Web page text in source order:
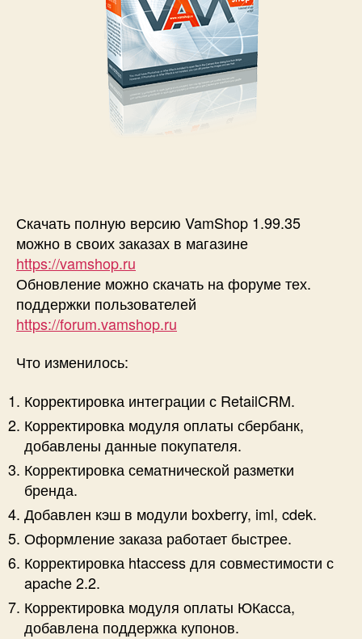
Скачать полную версию VamShop 1.99.35
можно в своих заказах в магазине
https://vamshop.ru
Обновление можно скачать на форуме тех.
поддержки пользователей
https://forum.vamshop.ru
Что изменилось:
Корректировка интеграции с RetailCRM.
Корректировка модуля оплаты сбербанк,
добавлены данные покупателя.
Корректировка сематнической разметки
бренда.
Добавлен кэш в модули boxberry, iml, cdek.
Оформление заказа работает быстрее.
Корректировка htaccess для совместимости с
apache 2.2.
Корректировка модуля оплаты ЮКасса,
добавлена поддержка купонов.